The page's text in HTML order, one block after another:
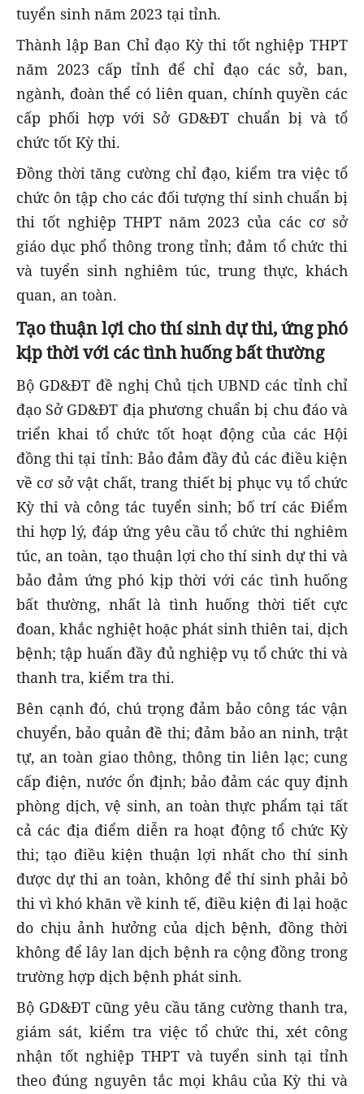
tuyển sinh năm 2023 tại tỉnh.
Thành lập Ban Chỉ đạo Kỳ thi tốt nghiệp THPT
năm 2023 cấp tỉnh để chỉ đạo các sở, ban,
ngành, đoàn thể có liên quan, chính quyền các
cấp phối hợp với Sở GD&ĐT chuẩn bị và tổ
chức tốt Kỳ thi.
Đồng thời tăng cường chỉ đạo, kiểm tra việc tổ
chức ôn tập cho các đối tượng thí sinh chuẩn bị
thi tốt nghiệp THPT năm 2023 của các cơ sở
giáo dục phổ thông trong tỉnh; đảm tổ chức thi
và tuyển sinh nghiêm túc, trung thực, khách
quan, an toàn.
Tạo thuận lợi cho thí sinh dự thi,ứng phó
kịp thời với các tình huống bất thường
Bộ GD&ĐT đề nghị Chủ tịch UBND các tỉnh chỉ
đạo Sở GD&ĐT địa phương chuẩn bị chu đáo và
triển khai tổ chức tốt hoạt động của các Hội
đồng thi tại tỉnh: Bảo đảm đầy đủ các điều kiện
về cơ sở vật chất, trang thiết bị phục vụ tổ chức
Kỳ thi và công tác tuyển sinh; bố trí các Điểm
thi hợp lý, đáp ứng yêu cầu tổ chức thi nghiêm
túc, an toàn, tạo thuận lợi cho thí sinh dự thi và
bảo đảm ứng phó kịp thời với các tình huống
bất thường, nhất là tình huống thời tiết cực
đoan, khắc nghiệt hoặc phát sinh thiên tai, dịch
bệnh; tập huấn đầy đủ nghiệp vụ tổ chức thi và
thanh tra, kiểm tra thi.
Bên cạnh đó, chú trọng đảm bảo công tác vận
chuyển, bảo quản đề thi; đảm bảo an ninh, trật
tự, an toàn giao thông, thông tin liên lạc; cung
cấp điện, nước ổn định; bảo đảm các quy định
phòng dịch, vệ sinh, an toàn thực phẩm tại tất
cả các địa điểm diễn ra hoạt động tổ chức Kỳ
thi; tạo điều kiện thuận lợi nhất cho thí sinh
được dự thi an toàn, không để thí sinh phải bỏ
thi vì khó khăn về kinh tế, điều kiện đi lại hoặc
do chịu ảnh hưởng của dịch bệnh, đồng thời
không để lây lan dịch bệnh ra cộng đồng trong
trường hợp dịch bệnh phát sinh.
Bộ GD&ĐT cũng yêu cầu tăng cường thanh tra,
giám sát, kiểm tra việc tổ chức thi, xét công
nhận tốt nghiệp THPT và tuyển sinh tại tỉnh
theo đúng nguyên tắc mọi khâu của Kỳ thi và